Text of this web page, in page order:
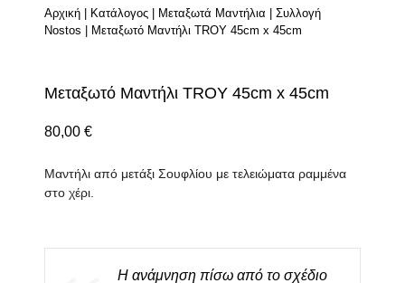
Αρχική | Κατάλογος | Μεταξωτά Μαντήλια | Συλλογή
Nostos | Μεταξωτό Μαντήλι TROY 45cm x 45cm
Μεταξωτό Μαντήλι TROY 45cm x 45cm
80,00 €
Μαντήλι από μετάξι Σουφλίου με τελειώματα ραμμένα
στο χέρι.
Η ανάμνηση πίσω από το σχέδιο